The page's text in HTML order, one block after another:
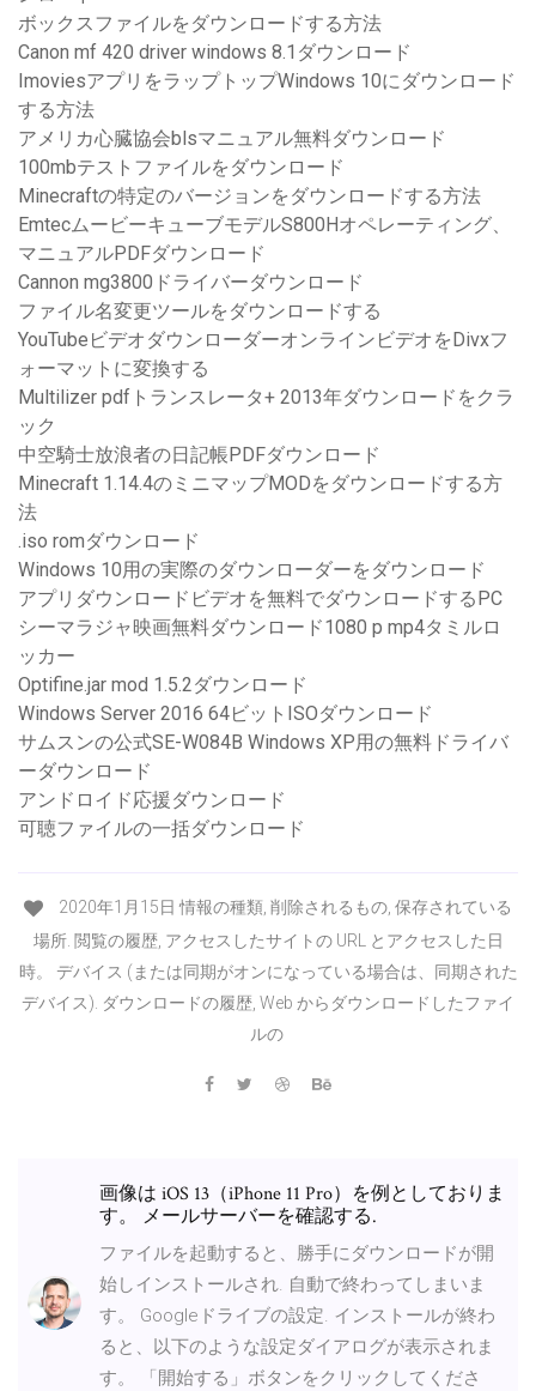
ボックスファイルをダウンロードする方法
Canon mf 420 driver windows 8.1ダウンロード
ImoviesアプリをラップトップWindows 10にダウンロード
する方法
アメリカ心臓協会blsマニュアル無料ダウンロード
100mbテストファイルをダウンロード
Minecraftの特定のバージョンをダウンロードする方法
EmtecムービーキューブモデルS800Hオペレーティング、
マニュアルPDFダウンロード
Cannon mg3800ドライバーダウンロード
ファイル名変更ツールをダウンロードする
YouTubeビデオダウンローダーオンラインビデオをDivxフ
ォーマットに変換する
Multilizer pdfトランスレータ+ 2013年ダウンロードをクラ
ック
中空騎士放浪者の日記帳PDFダウンロード
Minecraft 1.14.4のミニマップMODをダウンロードする方
法
.iso romダウンロード
Windows 10用の実際のダウンローダーをダウンロード
アプリダウンロードビデオを無料でダウンロードするPC
シーマラジャ映画無料ダウンロード1080 p mp4タミルロ
ッカー
Optifine.jar mod 1.5.2ダウンロード
Windows Server 2016 64ビットISOダウンロード
サムスンの公式SE-W084B Windows XP用の無料ドライバ
ーダウンロード
アンドロイド応援ダウンロード
可聴ファイルの一括ダウンロード
2020年1月15日 情報の種類, 削除されるもの, 保存されている
場所. 閲覧の履歴, アクセスしたサイトの URL とアクセスした日
時。 デバイス (または同期がオンになっている場合は、同期された
デバイス). ダウンロードの履歴, Web からダウンロードしたファイ
ルの
画像は iOS 13（iPhone 11 Pro）を例としておりま
す。 メールサーバーを確認する.
ファイルを起動すると、勝手にダウンロードが開
始しインストールされ. 自動で終わってしまいま
す。 Googleドライブの設定. インストールが終わ
ると、以下のような設定ダイアログが表示されま
す。 「開始する」ボタンをクリックしてくださ